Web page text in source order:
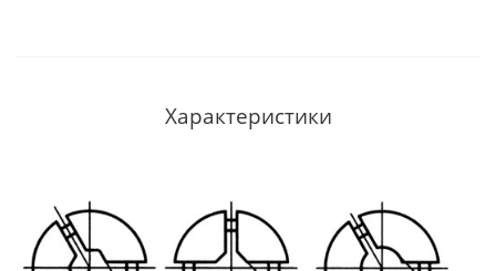
Характеристики